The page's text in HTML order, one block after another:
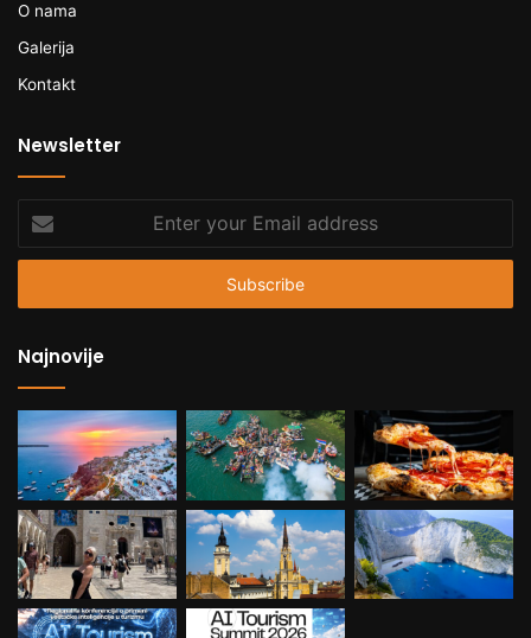
O nama
Galerija
Kontakt
Newsletter
Enter
your
Email
Najnovije